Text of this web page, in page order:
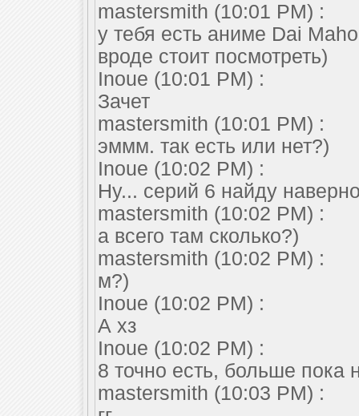
mastersmith (10:01 PM) :
у тебя есть аниме Dai
вроде стоит посмотреть)
Inoue (10:01 PM) :
Зачет
mastersmith (10:01 PM) :
эммм. так есть или нет?)
Inoue (10:02 PM) :
Ну... серий 6 найду
mastersmith (10:02 PM) :
а всего там сколько?)
mastersmith (10:02 PM) :
м?)
Inoue (10:02 PM) :
А хз
Inoue (10:02 PM) :
8 точно есть, больше пока
mastersmith (10:03 PM) :